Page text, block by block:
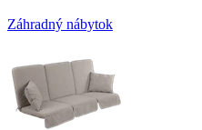
Záhradný nábytok